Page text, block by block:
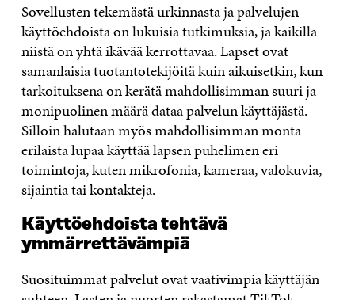
Sovellusten tekemästä urkinnasta ja palvelujen
käyttöehdoista on lukuisia tutkimuksia, ja kaikilla
niistä on yhtä ikävää kerrottavaa. Lapset ovat
samanlaisia tuotantotekijöitä kuin aikuisetkin, kun
tarkoituksena on kerätä mahdollisimman suuri ja
monipuolinen määrä dataa palvelun käyttäjästä.
Silloin halutaan myös mahdollisimman monta
erilaista lupaa käyttää lapsen puhelimen eri
toimintoja, kuten mikrofonia, kameraa, valokuvia,
sijaintia tai kontakteja.
Käyttöehdoista tehtävä
ymmärrettävämpiä
Suosituimmat palvelut ovat vaativimpia käyttäjän